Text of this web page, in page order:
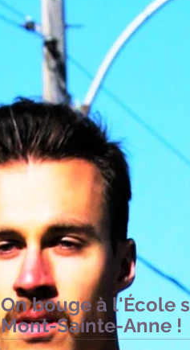
On bouge à l'École
Mont-Sainte-Anne !